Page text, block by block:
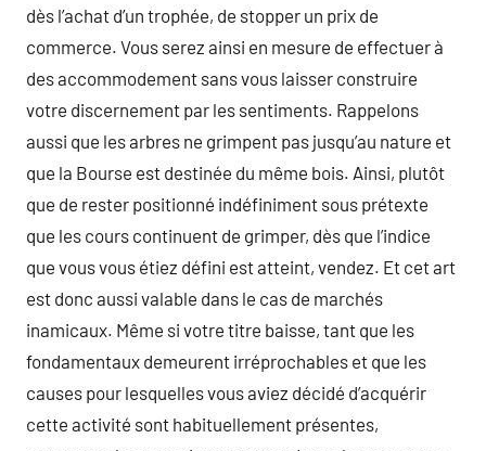
dès l’achat d’un trophée, de stopper un prix de
commerce. Vous serez ainsi en mesure de effectuer à
des accommodement sans vous laisser construire
votre discernement par les sentiments. Rappelons
aussi que les arbres ne grimpent pas jusqu’au nature et
que la Bourse est destinée du même bois. Ainsi, plutôt
que de rester positionné indéfiniment sous prétexte
que les cours continuent de grimper, dès que l’indice
que vous vous étiez défini est atteint, vendez. Et cet art
est donc aussi valable dans le cas de marchés
inamicaux. Même si votre titre baisse, tant que les
fondamentaux demeurent irréprochables et que les
causes pour lesquelles vous aviez décidé d’acquérir
cette activité sont habituellement présentes,